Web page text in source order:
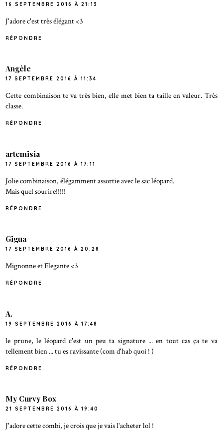
16 SEPTEMBRE 2016 À 21:13
J'adore c'est très élégant <3
RÉPONDRE
Angèle
17 SEPTEMBRE 2016 À 11:34
Cette combinaison te va très bien, elle met bien ta taille en valeur. Très
classe.
RÉPONDRE
artemisia
17 SEPTEMBRE 2016 À 17:11
Jolie combinaison, élégamment assortie avec le sac léopard.
Mais quel sourire!!!!!
RÉPONDRE
Gigua
17 SEPTEMBRE 2016 À 20:28
Mignonne et Elegante <3
RÉPONDRE
A.
19 SEPTEMBRE 2016 À 17:48
le prune, le léopard c'est un peu ta signature ... en tout cas ça te va
tellement bien ... tu es ravissante (com d'hab quoi ! )
RÉPONDRE
My Curvy Box
21 SEPTEMBRE 2016 À 19:40
J'adore cette combi, je crois que je vais l'acheter lol !